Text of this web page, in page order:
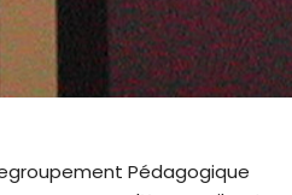
Pédagogique